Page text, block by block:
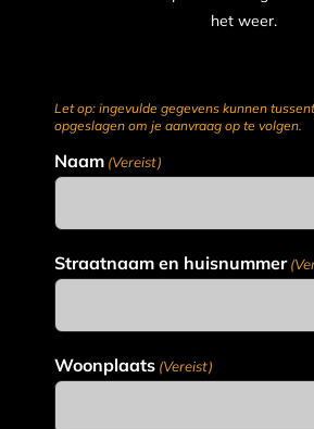
het weer.
Let op: ingevulde gegevens kunnen
opgeslagen om je aanvraag op te volgen.
Naam (Vereist)
Straatnaam en huisnummer
Woonplaats (Vereist)